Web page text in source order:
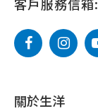
客戶服務信箱:
關於生洋